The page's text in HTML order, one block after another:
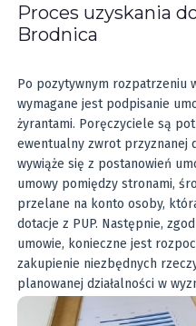
Proces uzyskania
Brodnica
Po pozytywnym rozpatrzeniu
wymagane jest podpisanie
żyrantami. Poręczyciele są
ewentualny zwrot przyznanej
wywiąże się z postanowień
umowy pomiędzy stronami,
przelane na konto osoby,
dotacje z PUP. Następnie,
umowie, konieczne jest
zakupienie niezbędnych
planowanej działalności w